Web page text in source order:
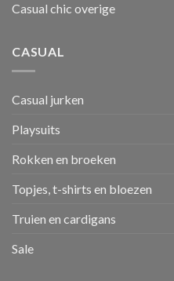
Casual chic overige
CASUAL
Casual jurken
Playsuits
Rokken en broeken
Topjes, t-shirts en bloezen
Truien en cardigans
Sale